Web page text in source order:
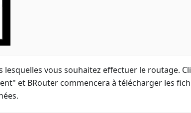
lesquelles vous souhaitez effectuer le routage.
et BRouter commencera à télécharger les